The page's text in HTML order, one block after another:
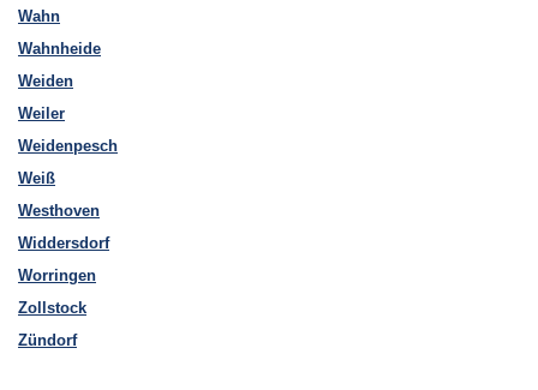
Wahn
Wahnheide
Weiden
Weiler
Weidenpesch
Weiß
Westhoven
Widdersdorf
Worringen
Zollstock
Zündorf